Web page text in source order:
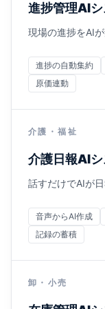
進捗管理AI
現場の進捗をAI
進捗の自動集約
原価連動
介護・福祉
介護日報AI
話すだけでAIが
音声からAI作成
記録の蓄積
卸・小売